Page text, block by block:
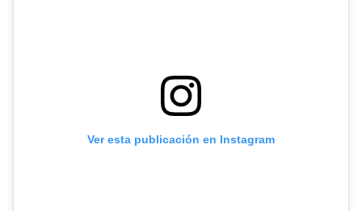
Ver esta publicación en Instagram